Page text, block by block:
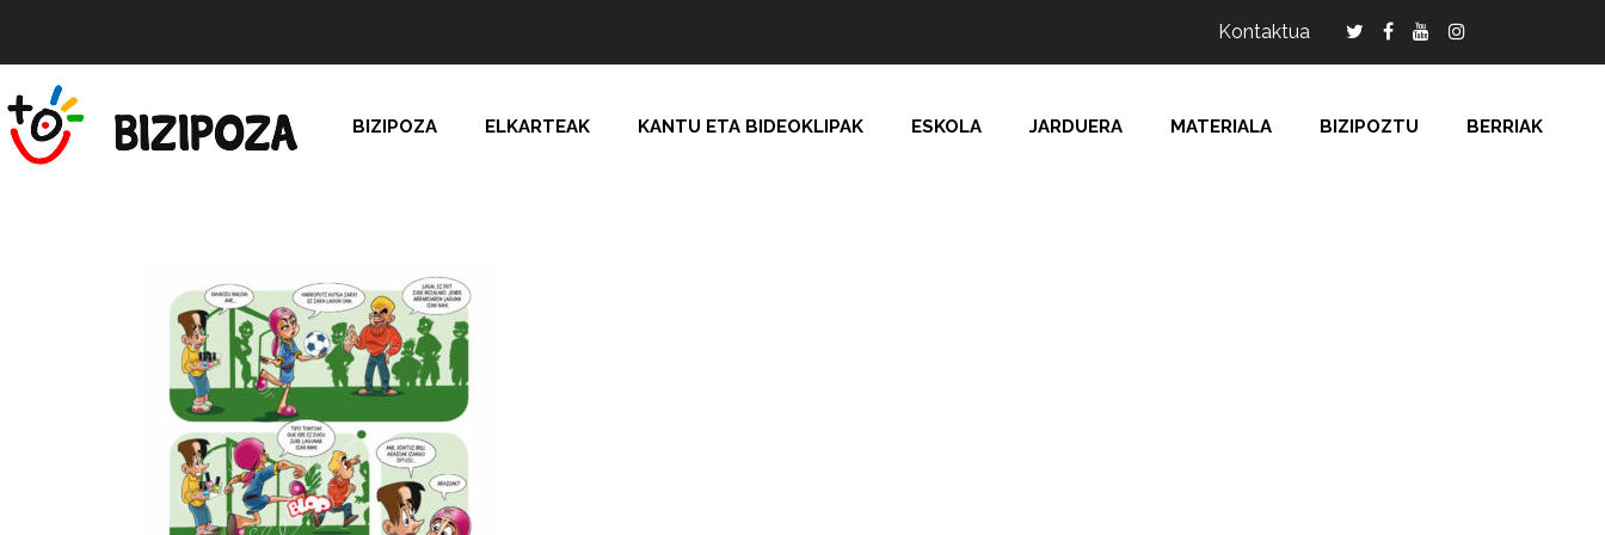
Kontaktua
BIZIPOZA ELKARTEAK KANTU ETA BIDEOKLIPAK ESKOLA JARDUERA MATERIALA BIZIPOZTU BERRIAK